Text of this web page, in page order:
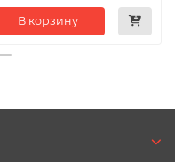
В корзину